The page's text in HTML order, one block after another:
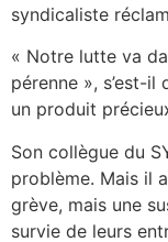
syndicaliste
« Notre lutte va
pérenne », s’est-il
un produit
Son collègue du
problème. Mais il
grève, mais une
survie de leurs